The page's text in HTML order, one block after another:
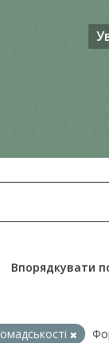
Впорядкувати